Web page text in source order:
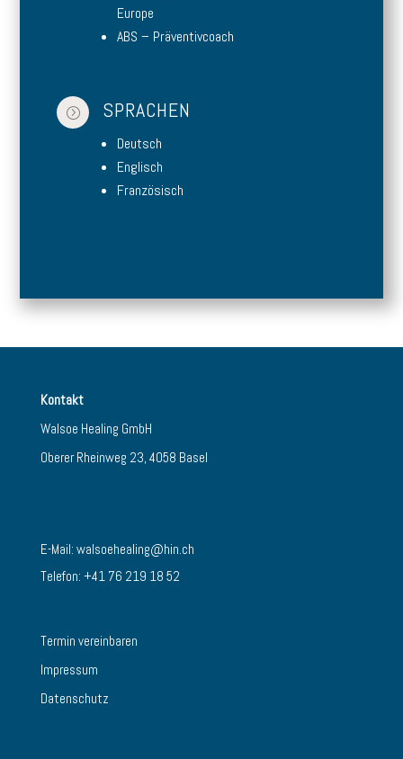
Europe
ABS – Präventivcoach
= SPRACHEN
Deutsch
Englisch
Französisch
Kontakt
Walsoe Healing GmbH
Oberer Rheinweg 23, 4058 Basel
E-Mail: walsoehealing@hin.ch
Telefon: +41 76 219 18 52
Termin vereinbaren
Impressum
Datenschutz